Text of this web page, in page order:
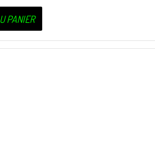
PANIER